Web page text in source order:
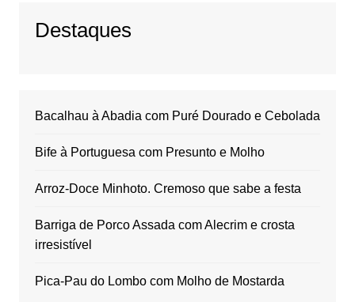
Destaques
Bacalhau à Abadia com Puré Dourado e Cebolada
Bife à Portuguesa com Presunto e Molho
Arroz-Doce Minhoto. Cremoso que sabe a festa
Barriga de Porco Assada com Alecrim e crosta
irresistível
Pica-Pau do Lombo com Molho de Mostarda